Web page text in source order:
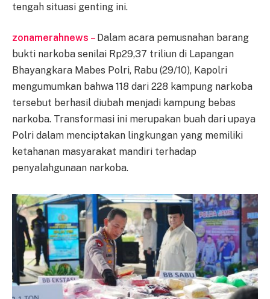
tengah situasi genting ini.
zonamerahnews – Dalam acara pemusnahan barang
bukti narkoba senilai Rp29,37 triliun di Lapangan
Bhayangkara Mabes Polri, Rabu (29/10), Kapolri
mengumumkan bahwa 118 dari 228 kampung narkoba
tersebut berhasil diubah menjadi kampung bebas
narkoba. Transformasi ini merupakan buah dari upaya
Polri dalam menciptakan lingkungan yang memiliki
ketahanan masyarakat mandiri terhadap
penyalahgunaan narkoba.